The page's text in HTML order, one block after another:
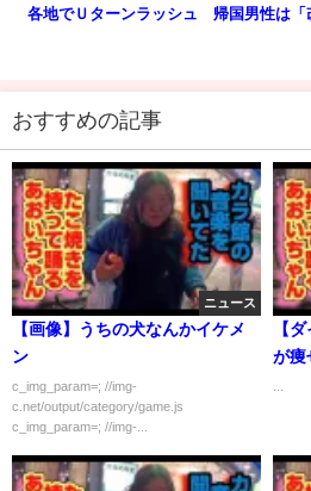
各地でＵターンラッシュ 帰国男性は「
おすすめの記事
ニュース
【画像】うちの犬なんかイケメ
ン
c_img_param=; //img-
c.net/output/category/game.js
c_img_param=; //img-...
【
が痩